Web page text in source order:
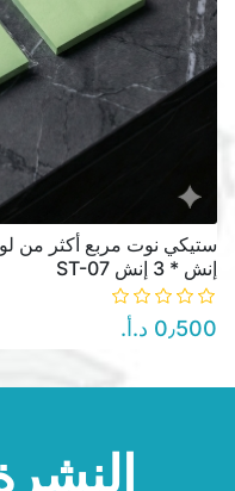
إنش * 3 إنش ST-07
0٫500 د.أ.‏